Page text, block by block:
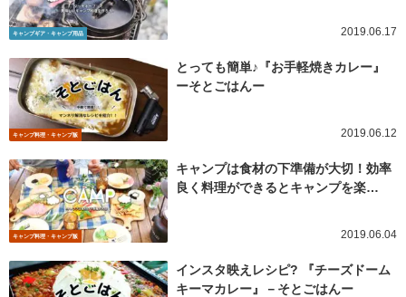
キャンプギア・キャンプ用品 2019.06.17
キャンプ料理・キャンプ飯
とっても簡単♪『お手軽焼きカレー』
ーそとごはんー
2019.06.12
キャンプ料理・キャンプ飯
キャンプは食材の下準備が大切！効率
良く料理ができるとキャンプを楽…
2019.06.04
インスタ映えレシピ? 『チーズドーム
キーマカレー』－そとごはんー